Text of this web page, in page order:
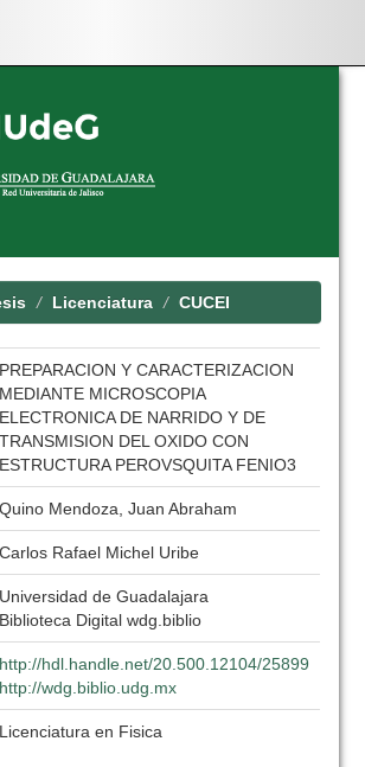
Licenciatura CUCEI
PREPARACION Y CARACTERIZACION
MEDIANTE MICROSCOPIA
ELECTRONICA DE NARRIDO Y DE
TRANSMISION DEL OXIDO CON
ESTRUCTURA PEROVSQUITA FENIO3
Quino Mendoza, Juan Abraham
Carlos Rafael Michel Uribe
Universidad de Guadalajara
Biblioteca Digital wdg.biblio
http://hdl.handle.net/20.500.12104/25899
http://wdg.biblio.udg.mx
Licenciatura en Fisica